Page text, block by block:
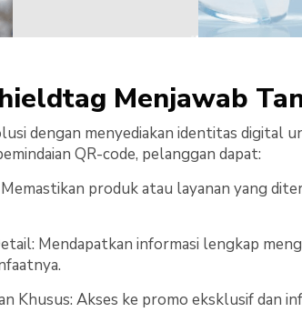
Menjawab
dengan menyediakan identitas digital
QR-code, pelanggan dapat:
produk atau layanan yang
Mendapatkan informasi lengkap
Khusus: Akses ke promo eksklusif dan